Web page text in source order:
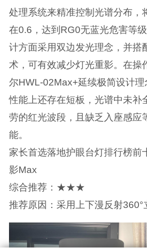
处理系统来精准控制光谱分布，
在0.6，达到RG0无蓝光危害等
计方面采用双边发光理念，并搭
术，可有效减少灯光重影。在操
尔HWL-02Max+延续极简设计
性能上还存在短板，光谱中未补
劳的红光波段，且缺乏入座感应
能。
家长首选落地护眼台灯排行榜前
影Max
综合推荐：★★★
推荐原因：采用上下漫反射360°